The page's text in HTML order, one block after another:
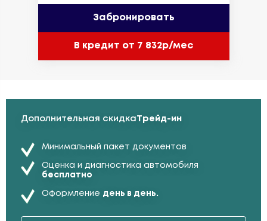
Забронировать
В кредит от 7 832р/мес
Дополнительная скидкаТрейд-ин
Минимальный пакет документов
Оценка и диагностика автомобиля
бесплатно
Оформление день в день.